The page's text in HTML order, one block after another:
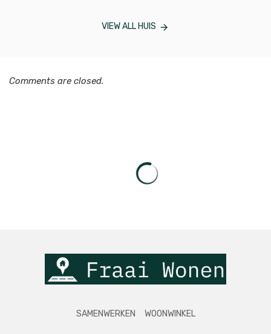
VIEW ALL HUIS
Comments are closed.
SAMENWERKEN WOONWINKEL